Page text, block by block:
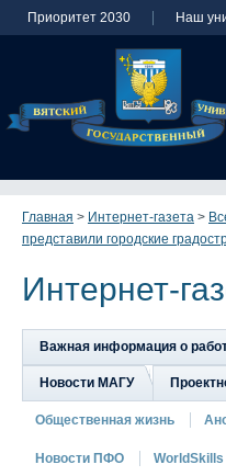
Приоритет 2030 Наш
Главная > Интернет-газета >
представили городские
Интернет-
Важная информация о
Новости МАГУ
Общественная жизнь
Новости ПФО WorldSkills